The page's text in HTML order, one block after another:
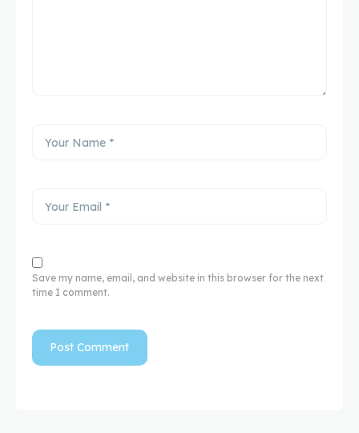
Save my name, email, and website in this browser for the next
time I comment.